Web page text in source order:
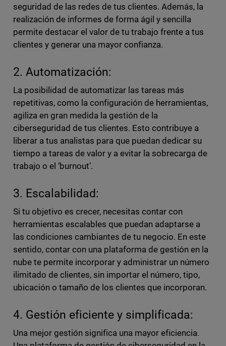
seguridad de las redes de tus clientes. Además, la
realización de informes de forma ágil y sencilla
permite destacar el valor de tu trabajo frente a tus
clientes y generar una mayor confianza.
2. Automatización:
La posibilidad de automatizar las tareas más
repetitivas, como la configuración de herramientas,
agiliza en gran medida la gestión de la
ciberseguridad de tus clientes. Esto contribuye a
liberar a tus analistas para que puedan dedicar su
tiempo a tareas de valor y a evitar la sobrecarga de
trabajo o el ‘burnout’.
3. Escalabilidad:
Si tu objetivo es crecer, necesitas contar con
herramientas escalables que puedan adaptarse a
las condiciones cambiantes de tu negocio. En este
sentido, contar con una plataforma de gestión en la
nube te permite incorporar y administrar un número
ilimitado de clientes, sin importar el número, tipo,
ubicación o tamaño de los clientes que incorporan.
4. Gestión eficiente y simplificada:
Una mejor gestión significa una mayor eficiencia.